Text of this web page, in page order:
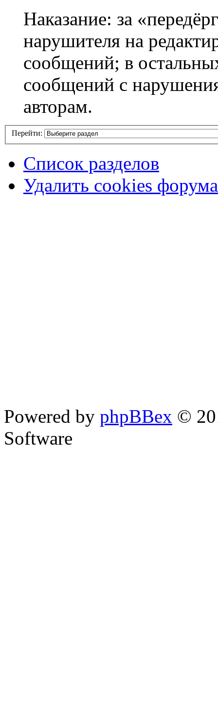
Наказание: за
нарушителя на
сообщений; в
сообщений с
авторам.
Перейти:
Список разделов
Удалить cookies форума
Powered by phpBBex ©
Software